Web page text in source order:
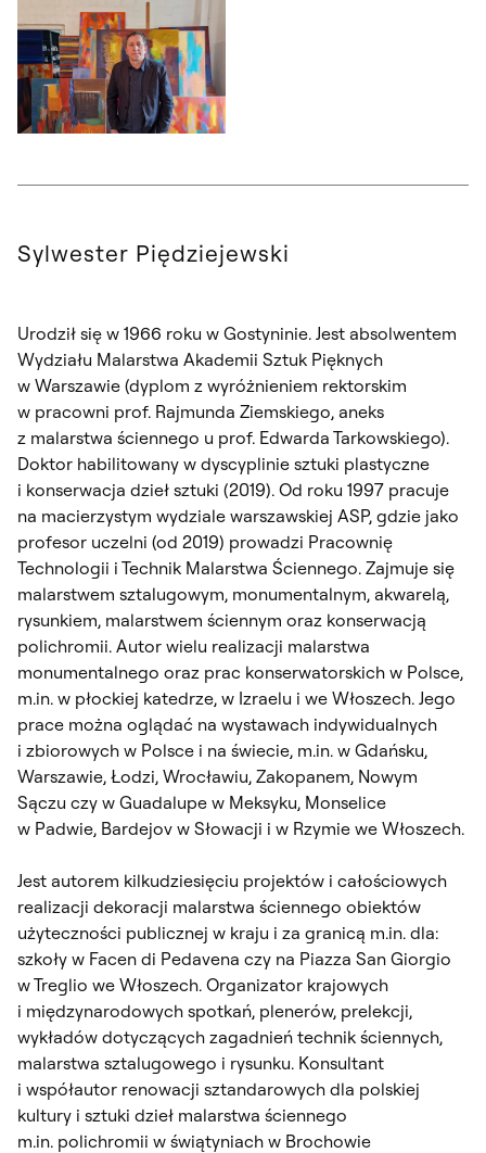
Sylwester Piędziejewski
Urodził się w 1966 roku w Gostyninie. Jest absolwentem
Wydziału Malarstwa Akademii Sztuk Pięknych
w Warszawie (dyplom z wyróżnieniem rektorskim
w pracowni prof. Rajmunda Ziemskiego, aneks
z malarstwa ściennego u prof. Edwarda Tarkowskiego).
Doktor habilitowany w dyscyplinie sztuki plastyczne
i konserwacja dzieł sztuki (2019). Od roku 1997 pracuje
na macierzystym wydziale warszawskiej ASP, gdzie jako
profesor uczelni (od 2019) prowadzi Pracownię
Technologii i Technik Malarstwa Ściennego. Zajmuje się
malarstwem sztalugowym, monumentalnym, akwarelą,
rysunkiem, malarstwem ściennym oraz konserwacją
polichromii. Autor wielu realizacji malarstwa
monumentalnego oraz prac konserwatorskich w Polsce,
m.in. w płockiej katedrze, w Izraelu i we Włoszech. Jego
prace można oglądać na wystawach indywidualnych
i zbiorowych w Polsce i na świecie, m.in. w Gdańsku,
Warszawie, Łodzi, Wrocławiu, Zakopanem, Nowym
Sączu czy w Guadalupe w Meksyku, Monselice
w Padwie, Bardejov w Słowacji i w Rzymie we Włoszech.
Jest autorem kilkudziesięciu projektów i całościowych
realizacji dekoracji malarstwa ściennego obiektów
użyteczności publicznej w kraju i za granicą m.in. dla:
szkoły w Facen di Pedavena czy na Piazza San Giorgio
w Treglio we Włoszech. Organizator krajowych
i międzynarodowych spotkań, plenerów, prelekcji,
wykładów dotyczących zagadnień technik ściennych,
malarstwa sztalugowego i rysunku. Konsultant
i współautor renowacji sztandarowych dla polskiej
kultury i sztuki dzieł malarstwa ściennego
m.in. polichromii w świątyniach w Brochowie